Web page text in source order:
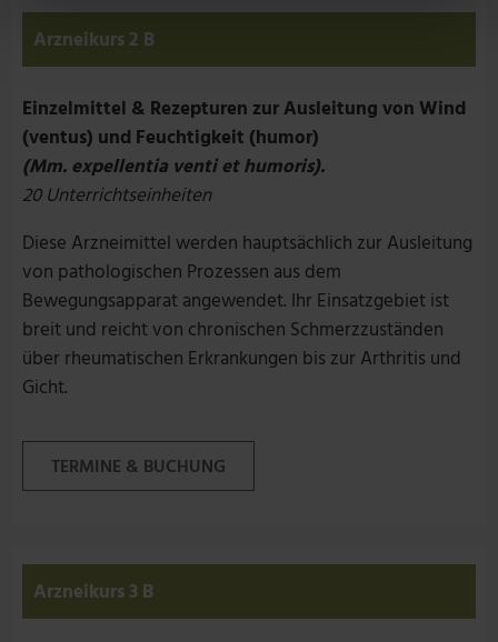
Arzneikurs 2 B
Einzelmittel & Rezepturen zur Ausleitung von Wind
(ventus) und Feuchtigkeit (humor)
(Mm. expellentia venti et humoris).
20 Unterrichtseinheiten
Diese Arzneimittel werden hauptsächlich zur Ausleitung
von pathologischen Prozessen aus dem
Bewegungsapparat angewendet. Ihr Einsatzgebiet ist
breit und reicht von chronischen Schmerzzuständen
über rheumatischen Erkrankungen bis zur Arthritis und
Gicht.
TERMINE & BUCHUNG
Arzneikurs 3 B